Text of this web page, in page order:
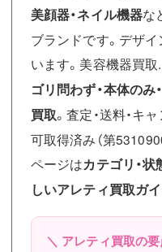
美顔器・ネイル機器な
ブランドです。デザ
います。美容機器買
ゴリ問わず・本体の
買取。査定・送料・キ
可取得済み（第
ページはカテゴリ・
しいアレティ買取ガ
＼ アレティ買取の